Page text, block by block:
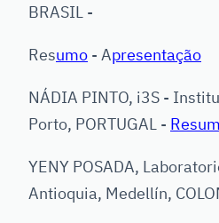
BRASIL -
Resumo - Apresentação
NÁDIA PINTO, i3S -
Porto, PORTUGAL -
YENY POSADA,
Antioquia, Medellín,